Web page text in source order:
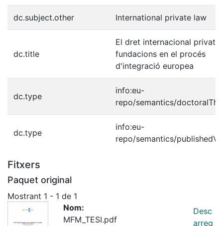
dc.subject.other International private law
dc.title
El dret internacional privat
fundacions en el procés
d'integració europea
dc.type
info:eu-
repo/semantics/
dc.type
info:eu-
repo/semantics/
Fitxers
Paquet original
Mostrant 1 - 1 de 1
Nom:
MFM_TESI.pdf
Desc
arreg